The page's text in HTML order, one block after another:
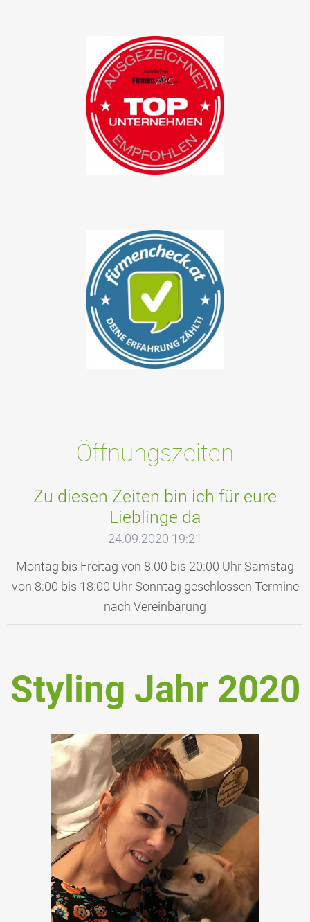
Öffnungszeiten
Zu diesen Zeiten bin ich für eure
Lieblinge da
24.09.2020 19:21
Montag bis Freitag von 8:00 bis 20:00 Uhr Samstag
von 8:00 bis 18:00 Uhr Sonntag geschlossen Termine
nach Vereinbarung
Styling Jahr 2020